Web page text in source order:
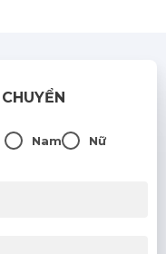
đường hàng không
Nam Nữ